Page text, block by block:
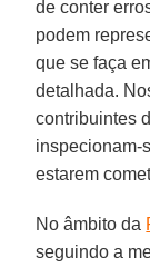
de conter
podem
que se faça
detalhada.
contribuintes
inspecionam-
estarem
No âmbito da
seguindo a